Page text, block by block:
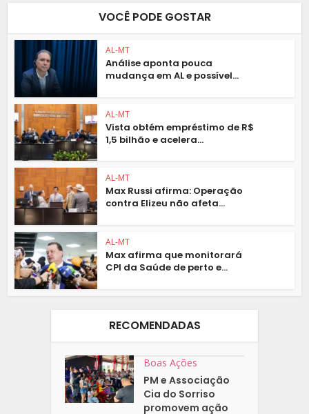
VOCÊ PODE GOSTAR
AL-MT
Análise aponta pouca
mudança em AL e possível...
AL-MT
Vista obtém empréstimo de R$
1,5 bilhão e acelera...
AL-MT
Max Russi afirma: Operação
contra Elizeu não afeta...
AL-MT
Max afirma que monitorará
CPI da Saúde de perto e...
RECOMENDADAS
Boas Ações
PM e Associação
Cia do Sorriso
promovem ação